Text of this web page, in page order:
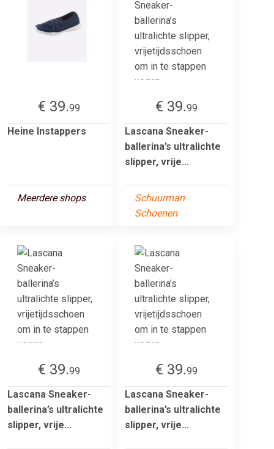
€ 39.99
Heine Instappers
Meerdere shops
€ 39.99
Lascana Sneaker-
ballerina’s ultralichte
slipper, vrije...
Schuurman
Schoenen
€ 39.99
Lascana Sneaker-
ballerina’s ultralichte
slipper, vrije...
€ 39.99
Lascana Sneaker-
ballerina’s ultralichte
slipper, vrije...